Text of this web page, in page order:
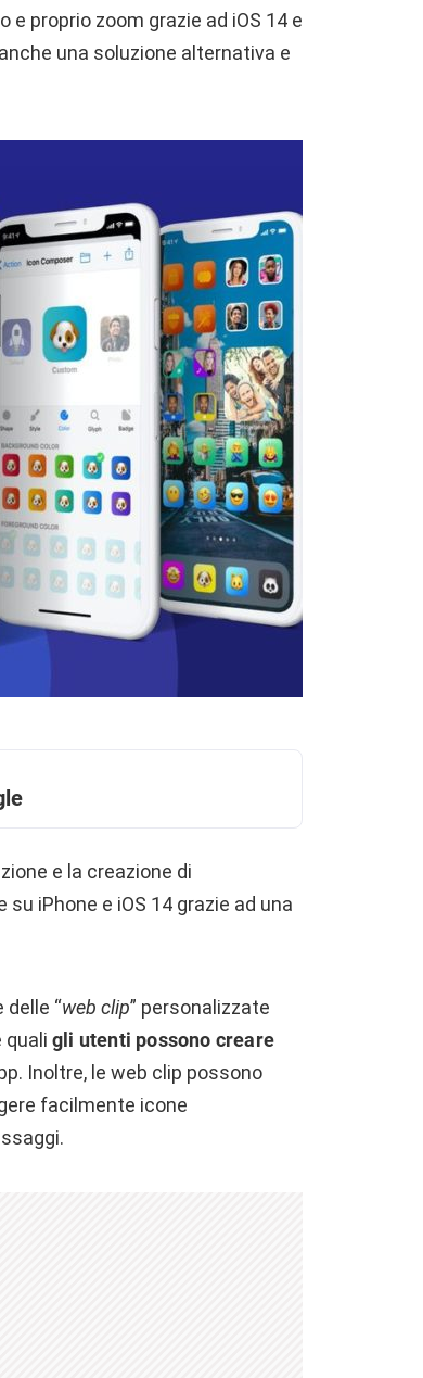
e proprio zoom grazie ad iOS 14 e
una soluzione alternativa e
e la creazione di
iPhone e iOS 14 grazie ad una
delle “web clip” personalizzate
quali gli utenti possono creare
Inoltre, le web clip possono
facilmente icone